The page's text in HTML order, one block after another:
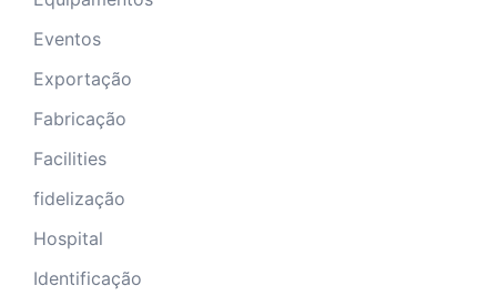
Eventos
Exportação
Fabricação
Facilities
fidelização
Hospital
Identificação